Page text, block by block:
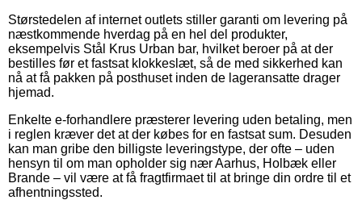
Størstedelen af internet outlets stiller garanti om levering på
næstkommende hverdag på en hel del produkter,
eksempelvis Stål Krus Urban bar, hvilket beroer på at der
bestilles før et fastsat klokkeslæt, så de med sikkerhed kan
nå at få pakken på posthuset inden de lageransatte drager
hjemad.
Enkelte e-forhandlere præsterer levering uden betaling, men
i reglen kræver det at der købes for en fastsat sum. Desuden
kan man gribe den billigste leveringstype, der ofte – uden
hensyn til om man opholder sig nær Aarhus, Holbæk eller
Brande – vil være at få fragtfirmaet til at bringe din ordre til et
afhentningssted.